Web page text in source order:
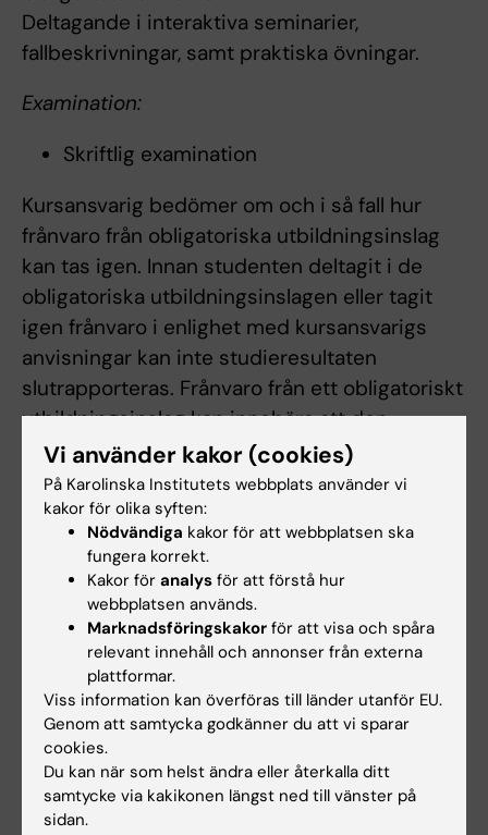
Deltagande i interaktiva seminarier,
fallbeskrivningar, samt praktiska övningar.
Examination:
Skriftlig examination
Kursansvarig bedömer om och i så fall hur
frånvaro från obligatoriska utbildningsinslag
kan tas igen. Innan studenten deltagit i de
obligatoriska utbildningsinslagen eller tagit
igen frånvaro i enlighet med kursansvarigs
anvisningar kan inte studieresultaten
slutrapporteras. Frånvaro från ett obligatoriskt
utbildningsinslag kan innebära att den
studerande inte kan ta igen tillfället förrän
nästa gång kursen ges.
Om det föreligger särskilda skäl, eller behov av
anpassning för student med
funktionsnedsättning, får examinator fatta
beslut om att frångå kursplanens föreskrifter
om examinationsform, antal
examinationstillfällen, möjlighet till
komplettering eller undantag från
obligatoriska utbildningsmoment mm. Innehåll
och lärandemål samt nivån på förväntade
färdigheter, kunskaper och förmågor får inte
Vi använder kakor (cookies)
På Karolinska Institutets webbplats använder vi
kakor för olika syften:
Nödvändiga kakor för att webbplatsen ska
fungera korrekt.
Kakor för analys för att förstå hur
webbplatsen används.
Marknadsföringskakor för att visa och spåra
relevant innehåll och annonser från externa
plattformar.
Viss information kan överföras till länder utanför EU.
Genom att samtycka godkänner du att vi sparar
cookies.
Du kan när som helst ändra eller återkalla ditt
samtycke via kakikonen längst ned till vänster på
sidan.